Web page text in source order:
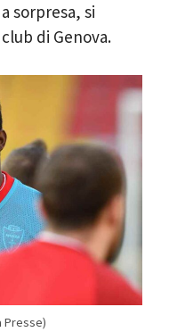
sorpresa, si
di Genova.
Presse)